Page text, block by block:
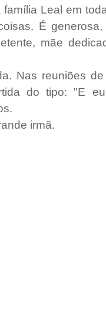
Leal em
É generosa,
mãe
Nas reuniões
do tipo: "E
irmã.